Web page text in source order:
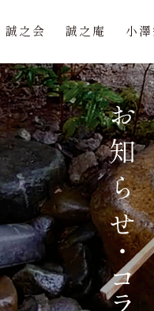
誠之会 誠之庵 小
誠之会 誠之庵 小